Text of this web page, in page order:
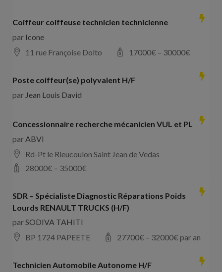
Coiffeur coiffeuse technicien technicienne
par Icone
11 rue Françoise Dolto
17000€ – 30000€
Poste coiffeur(se) polyvalent H/F
par Jean Louis David
Concessionnaire recherche mécanicien VUL et PL
parABVI
Rd-Pt le Rieucoulon Saint Jean de Vedas
28000€ – 35000€
SDR – Spécialiste Diagnostic Réparations Poids
Lourds RENAULT TRUCKS (H/F)
parSODIVA TAHITI
BP 1724 PAPEETE
27700€ – 32000€ par an
Technicien Automobile Autonome H/F